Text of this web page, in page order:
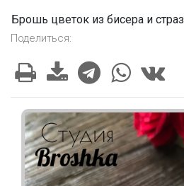
Брошь цветок из бисера и страз
Поделиться: